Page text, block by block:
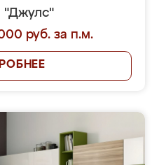
"Джулс"
руб. за п.м.